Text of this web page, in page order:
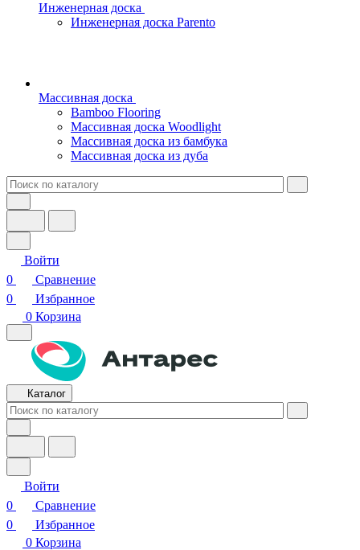
Инженерная доска
Инженерная доска Parento
Массивная доска
Bamboo Flooring
Массивная доска Woodlight
Массивная доска из бамбука
Массивная доска из дуба
Войти
0
Сравнение
0
Избранное
0 Корзина
Каталог
Войти
0
Сравнение
0
Избранное
0 Корзина